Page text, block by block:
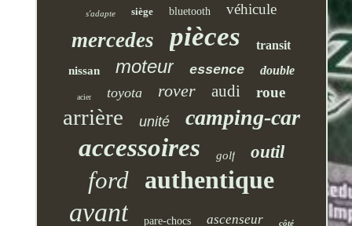
s'adapte siège bluetooth véhicule
mercedes pièces transit
nissan moteur essence double
acier toyota rover audi roue
arrière unité camping-car
accessoires golf outil
ford authentique
avant pare-chocs ascenseur côté